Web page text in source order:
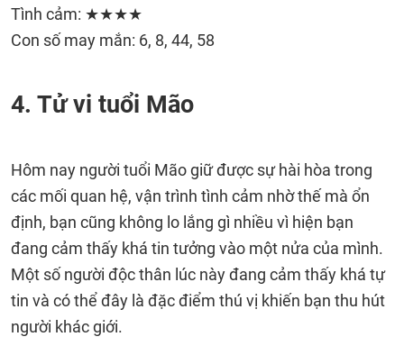
Tình cảm: ★★★★
Con số may mắn: 6, 8, 44, 58
4. Tử vi tuổi Mão
Hôm nay người tuổi Mão giữ được sự hài hòa trong
các mối quan hệ, vận trình tình cảm nhờ thế mà ổn
định, bạn cũng không lo lắng gì nhiều vì hiện bạn
đang cảm thấy khá tin tưởng vào một nửa của mình.
Một số người độc thân lúc này đang cảm thấy khá tự
tin và có thể đây là đặc điểm thú vị khiến bạn thu hút
người khác giới.